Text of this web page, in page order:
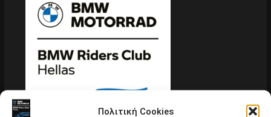
Πολιτική Cookies